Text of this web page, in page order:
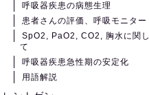
呼吸器疾患の病態生理
患者さんの評価、呼吸モニター
SpO2, PaO2, CO2, 胸水に関し
て
呼吸器疾患急性期の安定化
用語解説